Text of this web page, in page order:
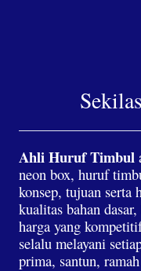
Ahli Huruf Timbul
neon box, huruf
konsep, tujuan serta
kualitas bahan
harga yang
selalu melayani
prima, santun,